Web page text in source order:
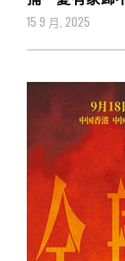
15 9 月, 2025